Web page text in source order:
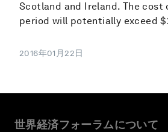
Scotland and Ireland. The
period will potentially exceed
2016年01月22日
世界経済フォーラムについて